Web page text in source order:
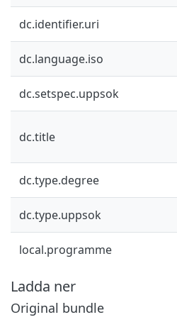
dc.identifier.uri
dc.language.iso
dc.setspec.uppsok
dc.title
dc.type.degree
dc.type.uppsok
local.programme
Ladda ner
Original bundle